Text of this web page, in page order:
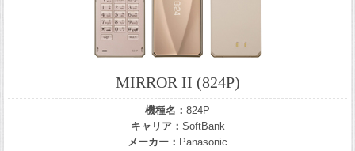
MIRROR II (824P)
機種名： 824P
キャリア： SoftBank
メーカー： Panasonic